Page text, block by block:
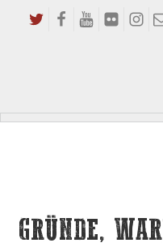
GRÜNDE,